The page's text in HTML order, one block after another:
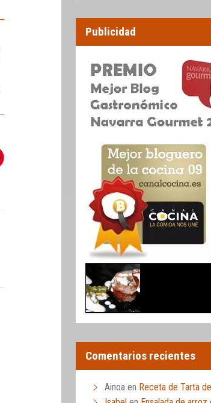
Publicidad
Comentarios recientes
Ainoa en Receta de Tarta